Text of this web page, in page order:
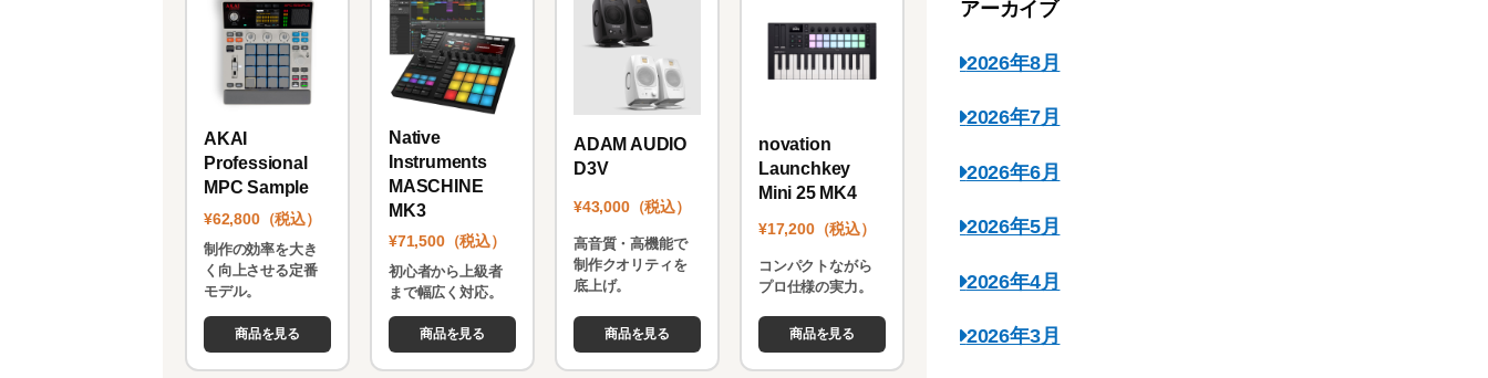
AKAI
Professional
MPC Sample
¥62,800（税込）
制作の効率を大き
く向上させる定番
モデル。
商品を見る
Native
Instruments
MASCHINE
MK3
¥71,500（税込）
初心者から上級者
まで幅広く対応。
商品を見る
ADAM AUDIO
D3V
¥43,000（税込）
高音質・高機能で
制作クオリティを
底上げ。
商品を見る
novation
Launchkey
Mini 25 MK4
¥17,200（税込）
コンパクトながら
プロ仕様の実力。
商品を見る
アーカイブ
2026年8月
2026年7月
2026年6月
2026年5月
2026年4月
2026年3月